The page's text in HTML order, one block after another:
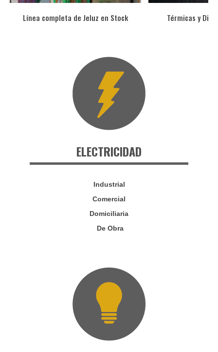
Línea completa de Jeluz en Stock Térmicas y
ELECTRICIDAD
Industrial
Comercial
Domiciliaria
De Obra